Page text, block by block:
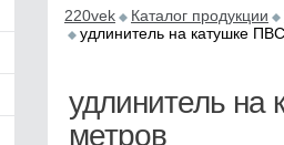
220vek Каталог продукции
удлинитель на катушке
удлинитель на
метров